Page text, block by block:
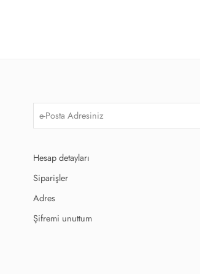
Hesap detayları
Siparişler
Adres
Şifremi unuttum